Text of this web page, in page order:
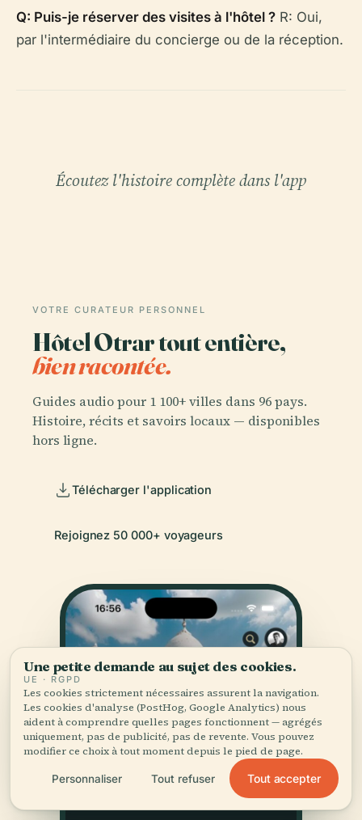
Q: Puis-je réserver des visites à l'hôtel ? R: Oui,
par l'intermédiaire du concierge ou de la réception.
Écoutez l'histoire complète dans l'app
VOTRE CURATEUR PERSONNEL
Hôtel Otrar tout entière,
bien racontée.
Guides audio pour 1 100+ villes dans 96 pays.
Histoire, récits et savoirs locaux — disponibles
hors ligne.
Télécharger l'application
Rejoignez 50 000+ voyageurs
Une petite demande au sujet des cookies.
UE · RGPD
Les cookies strictement nécessaires assurent la navigation.
Les cookies d'analyse (PostHog, Google Analytics) nous
aident à comprendre quelles pages fonctionnent — agrégés
uniquement, pas de publicité, pas de revente. Vous pouvez
modifier ce choix à tout moment depuis le pied de page.
Personnaliser Tout refuser Tout accepter